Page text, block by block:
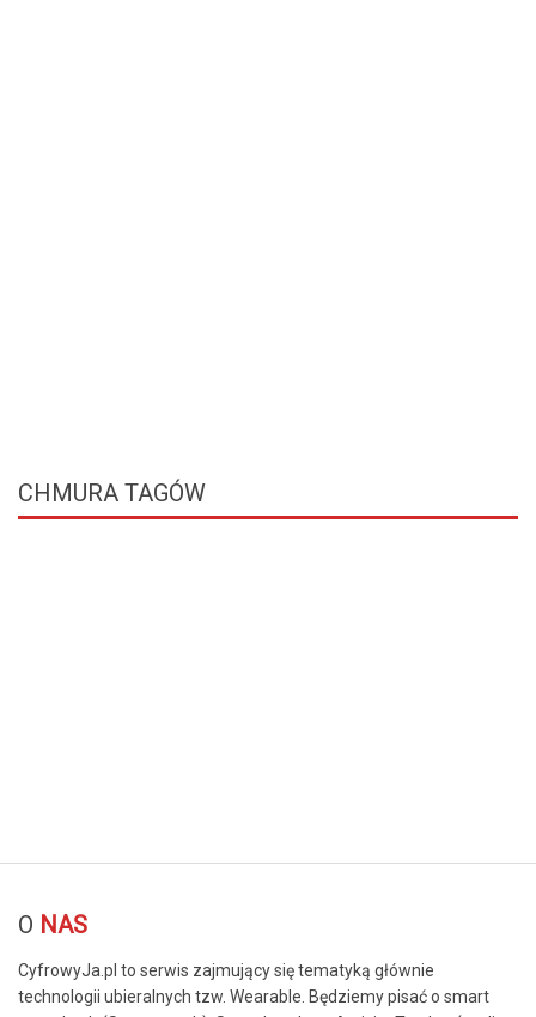
CHMURA TAGÓW
O NAS
CyfrowyJa.pl to serwis zajmujący się tematyką głównie
technologii ubieralnych tzw. Wearable. Będziemy pisać o smart